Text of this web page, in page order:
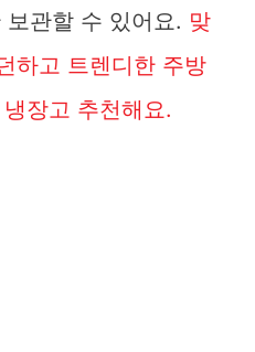
관할 수 있어요. 맞
하고 트렌디한 주방
장고 추천해요.